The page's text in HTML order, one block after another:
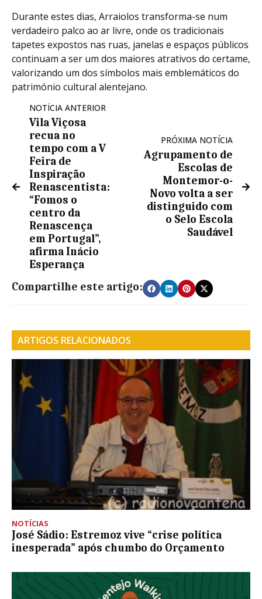
Durante estes dias, Arraiolos transforma-se num
verdadeiro palco ao ar livre, onde os tradicionais
tapetes expostos nas ruas, janelas e espaços públicos
continuam a ser um dos maiores atrativos do certame,
valorizando um dos símbolos mais emblemáticos do
património cultural alentejano.
NOTÍCIA ANTERIOR
Vila Viçosa
recua no
tempo com a V
Feira de
Inspiração
Renascentista:
“Fomos o
centro da
Renascença
em Portugal”,
afirma Inácio
Esperança
PRÓXIMA NOTÍCIA
Agrupamento de
Escolas de
Montemor-o-
Novo volta a ser
distinguido com
o Selo Escola
Saudável
Compartilhe este artigo:
ARTIGOS RELACIONADOS
NOTÍCIAS
José Sádio: Estremoz vive “crise política
inesperada” após chumbo do Orçamento